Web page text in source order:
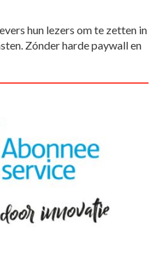
hun lezers om te zetten in
Zónder harde paywall en